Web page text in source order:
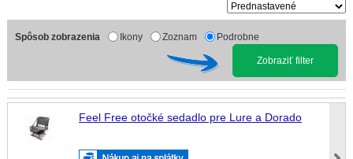
Spôsob zobrazenia Ikony Zoznam Podrobne
Zobraziť filter
Feel Free otočké sedadlo pre Lure a Dorado